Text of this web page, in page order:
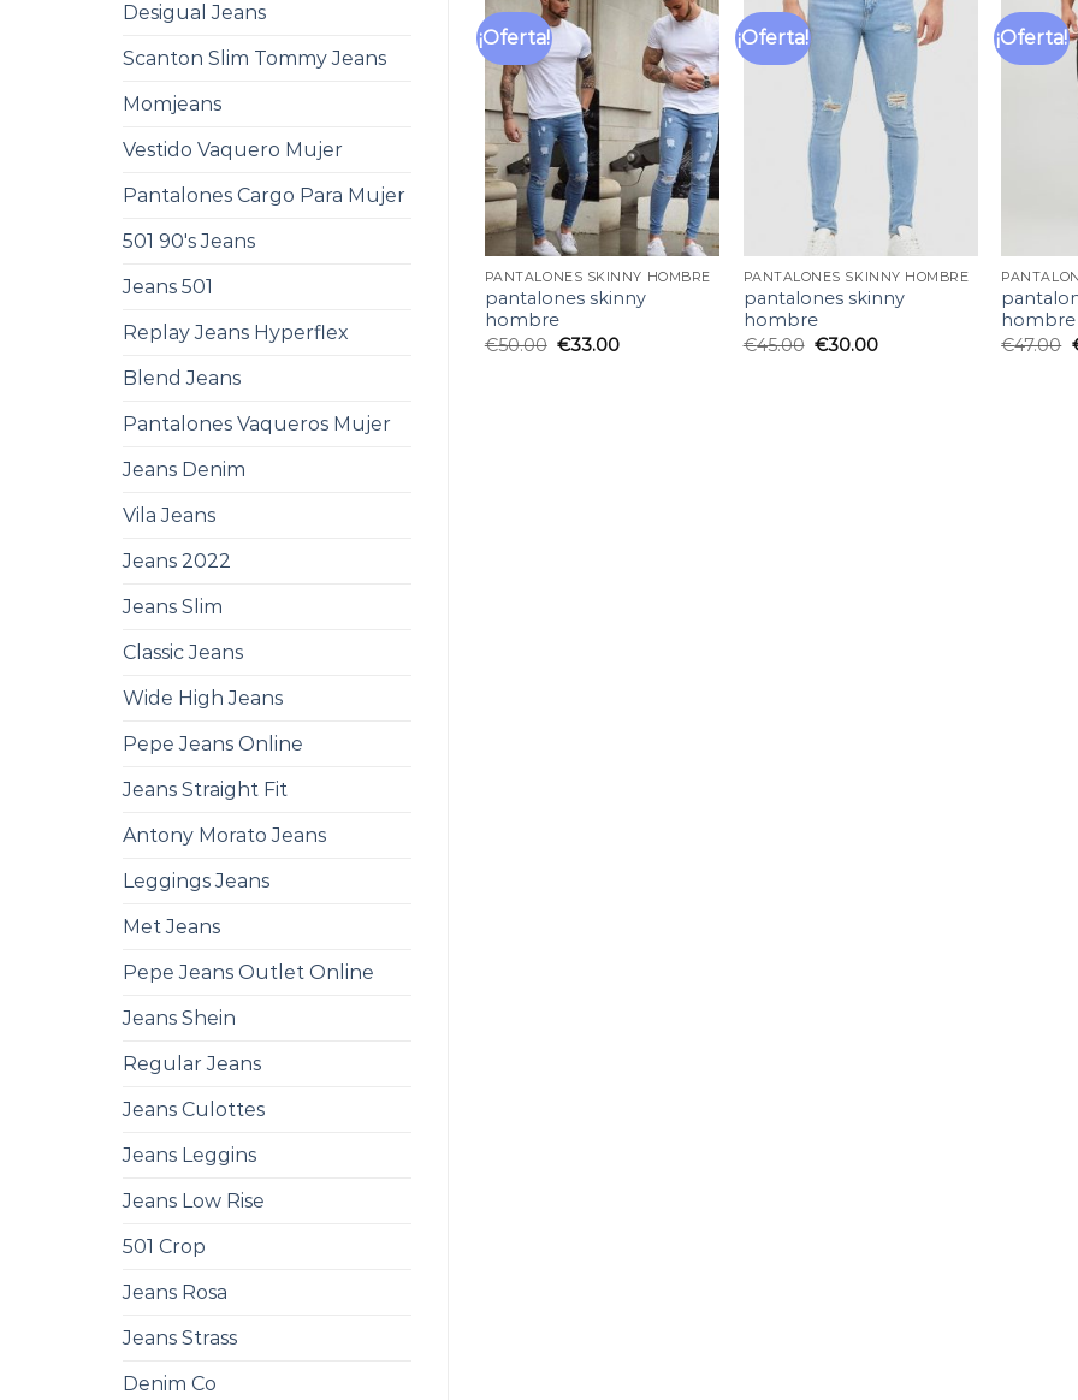
Desigual Jeans
Scanton Slim Tommy Jeans
Momjeans
Vestido Vaquero Mujer
Pantalones Cargo Para Mujer
501 90's Jeans
Jeans 501
Replay Jeans Hyperflex
Blend Jeans
Pantalones Vaqueros Mujer
Jeans Denim
Vila Jeans
Jeans 2022
Jeans Slim
Classic Jeans
Wide High Jeans
Pepe Jeans Online
Jeans Straight Fit
Antony Morato Jeans
Leggings Jeans
Met Jeans
Pepe Jeans Outlet Online
Jeans Shein
Regular Jeans
Jeans Culottes
Jeans Leggins
Jeans Low Rise
501 Crop
Jeans Rosa
Jeans Strass
Denim Co
¡Oferta!
Añadir
a la
lista
de
deseos
PANTALONES SKINNY HOMBRE
pantalones skinny
hombre
€50.00 €33.00
¡Oferta!
Añadir
deseos
PANTALONES SKINNY HOMBRE
pantalones skinny
hombre
€45.00 €30.00
¡Oferta!
hombre
€47.00